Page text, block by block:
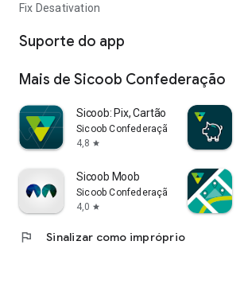
Fix Desativation
Suporte do app
Mais de Sicoob Confederação
Sicoob: Pix, Cartão e Conta
Sicoob Confederação
4,8 star
Sicoob Moob
Sicoob Confederação
4,0 star
flag Sinalizar como impróprio